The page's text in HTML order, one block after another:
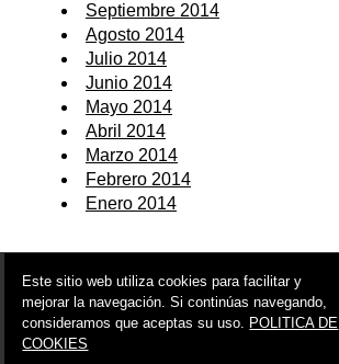
Septiembre 2014
Agosto 2014
Julio 2014
Junio 2014
Mayo 2014
Abril 2014
Marzo 2014
Febrero 2014
Enero 2014
© 2006 - 2026 Portal de Ojós Noticias
info@portaldeojos.es
Síguenos en:
Este sitio web utiliza cookies para facilitar y
mejorar la navegación. Si continúas navegando,
consideramos que aceptas su uso. POLITICA DE
COOKIES